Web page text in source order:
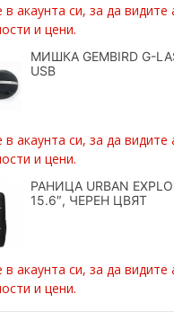
в акаунта си, за да видите
и цени.
МИШКА GEMBIRD G-
USB
в акаунта си, за да видите
и цени.
РАНИЦА URBAN
15.6″, ЧЕРЕН ЦВЯТ
в акаунта си, за да видите
и цени.